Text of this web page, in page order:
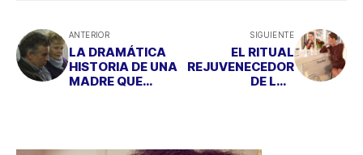
ANTERIOR
LA DRAMÁTICA
HISTORIA DE UNA
MADRE QUE
SIGUIENTE
EL RITUAL
REJUVENECEDOR
DE LAS